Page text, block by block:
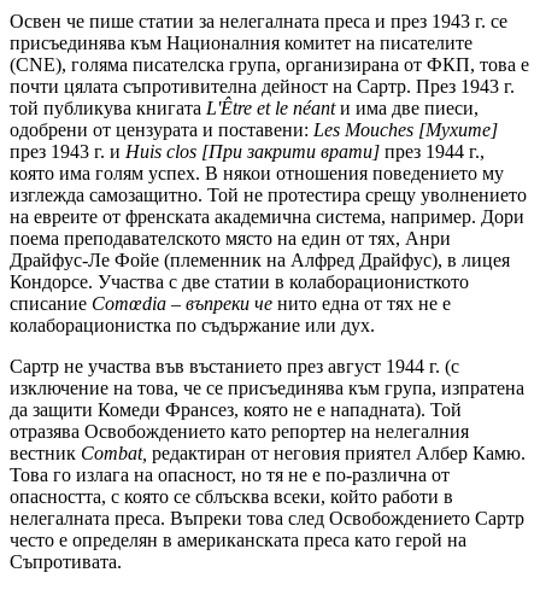
Освен че пише статии за нелегалната преса и през 1943 г. се
присъединява към Националния комитет на писателите
(CNE), голяма писателска група, организирана от ФКП, това е
почти цялата съпротивителна дейност на Сартр. През 1943 г.
той публикува книгата L'Être et le néantи има две пиеси,
одобрени от цензурата и поставени: Les Mouches [Мухите]
през 1943 г. и Huis clos [При закрити врати] през 1944 г.,
която има голям успех. В някои отношения поведението му
изглежда самозащитно. Той не протестира срещу уволнението
на евреите от френската академична система, например. Дори
поема преподавателското място на един от тях, Анри
Драйфус-Ле Фойе (племенник на Алфред Драйфус), в лицея
Кондорсе. Участва с две статии в колаборационисткото
списание Comœdia – въпреки че нито една от тях не е
колаборационистка по съдържание или дух.
Сартр не участва във въстанието през август 1944 г. (с
изключение на това, че се присъединява към група, изпратена
да защити Комеди Франсез, която не е нападната). Той
отразява Освобождението като репортер на нелегалния
вестник Combat, редактиран от неговия приятел Албер Камю.
Това го излага на опасност, но тя не е по-различна от
опасността, с която се сблъсква всеки, който работи в
нелегалната преса. Въпреки това след Освобождението Сартр
често е определян в американската преса като герой на
Съпротивата.